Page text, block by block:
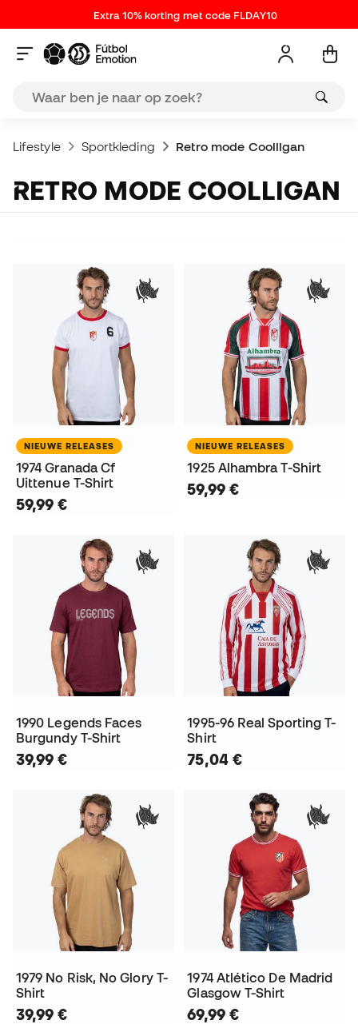
Extra 10% korting met code FLDAY10
Lifestyle Sportkleding Retro mode Coolligan
RETRO MODE COOLLIGAN
NIEUWE RELEASES
1974 Granada Cf
Uittenue T-Shirt
59,99 €
NIEUWE RELEASES
1925 Alhambra T-Shirt
59,99 €
1990 Legends Faces
Burgundy T-Shirt
39,99 €
1995-96 Real Sporting T-
Shirt
75,04 €
1979 No Risk, No Glory T-
Shirt
39,99 €
1974 Atlético De Madrid
Glasgow T-Shirt
69,99 €